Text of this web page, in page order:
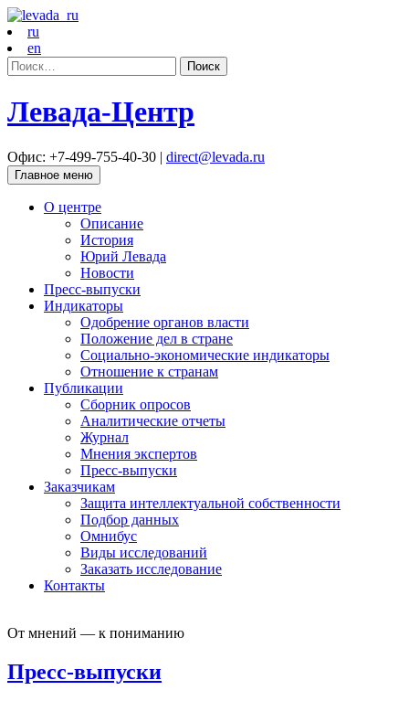
ru
en
Найти:
Левада-Центр
Офис: +7-499-755-40-30 | direct@levada.ru
Главное меню
О центре
Описание
История
Юрий Левада
Новости
Пресс-выпуски
Индикаторы
Одобрение органов власти
Положение дел в стране
Социально-экономические индикаторы
Отношение к странам
Публикации
Сборник опросов
Аналитические отчеты
Журнал
Мнения экспертов
Пресс-выпуски
Заказчикам
Защита интеллектуальной собственности
Подбор данных
Омнибус
Виды исследований
Заказать исследование
Контакты
От мнений — к пониманию
Пресс-выпуски